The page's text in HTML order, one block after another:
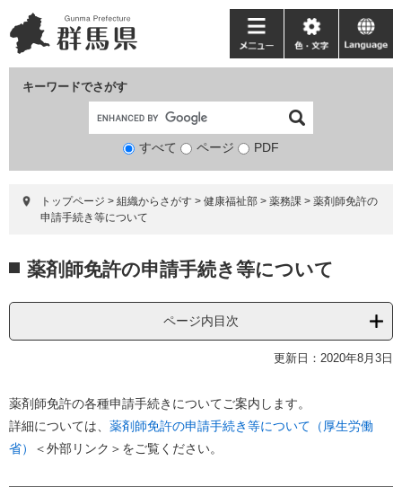
ー
ジ
ニ
ュ
て
キーワードでさがす
検
象
すべて ページ PDF
メ
ニ
ー
色・
文
language
トップページ > 組織からさがす > 健康福祉部 > 薬務課 > 薬剤師免許の
申請手続き等について
文 薬剤師免許の申請手続き等について
ページ内目次
更新日：2020年8月3日
薬剤師免許の各種申請手続きについてご案内します。
詳細については、 薬剤師免許の申請手続き等について（厚生労働
省）
＜外部リンク＞ をご覧ください。